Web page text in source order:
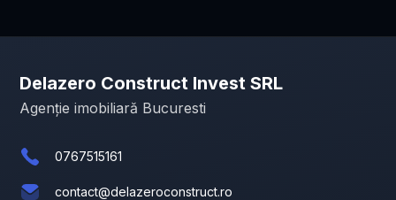
Delazero Construct Invest SRL
Agenție imobiliară Bucuresti
0767515161
contact@delazeroconstruct.ro